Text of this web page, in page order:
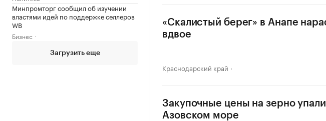
Минпромторг сообщил об изучении
властями идей по поддержке селлеров
WB
Бизнес
Загрузить еще
«Скалистый берег» в Анапе
вдвое
Краснодарский край
Закупочные цены на зерно
Азовском море